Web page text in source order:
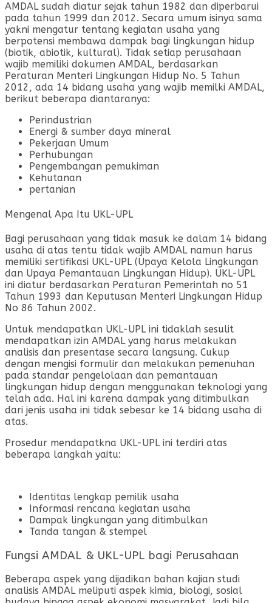
AMDAL sudah diatur sejak tahun 1982 dan diperbarui
pada tahun 1999 dan 2012. Secara umum isinya sama
yakni mengatur tentang kegiatan usaha yang
berpotensi membawa dampak bagi lingkungan hidup
(biotik, abiotik, kultural). Tidak setiap perusahaan
wajib memiliki dokumen AMDAL, berdasarkan
Peraturan Menteri Lingkungan Hidup No. 5 Tahun
2012, ada 14 bidang usaha yang wajib memilki AMDAL,
berikut beberapa diantaranya:
Perindustrian
Energi & sumber daya mineral
Pekerjaan Umum
Perhubungan
Pengembangan pemukiman
Kehutanan
pertanian
Mengenal Apa Itu UKL-UPL
Bagi perusahaan yang tidak masuk ke dalam 14 bidang
usaha di atas tentu tidak wajib AMDAL namun harus
memiliki sertifikasi UKL-UPL (Upaya Kelola Lingkungan
dan Upaya Pemantauan Lingkungan Hidup). UKL-UPL
ini diatur berdasarkan Peraturan Pemerintah no 51
Tahun 1993 dan Keputusan Menteri Lingkungan Hidup
No 86 Tahun 2002.
Untuk mendapatkan UKL-UPL ini tidaklah sesulit
mendapatkan izin AMDAL yang harus melakukan
analisis dan presentase secara langsung. Cukup
dengan mengisi formulir dan melakukan pemenuhan
pada standar pengelolaan dan pemantauan
lingkungan hidup dengan menggunakan teknologi yang
telah ada. Hal ini karena dampak yang ditimbulkan
dari jenis usaha ini tidak sebesar ke 14 bidang usaha di
atas.
Prosedur mendapatkna UKL-UPL ini terdiri atas
beberapa langkah yaitu:
Identitas lengkap pemilik usaha
Informasi rencana kegiatan usaha
Dampak lingkungan yang ditimbulkan
Tanda tangan & stempel
Fungsi AMDAL & UKL-UPL bagi Perusahaan
Beberapa aspek yang dijadikan bahan kajian studi
analisis AMDAL meliputi aspek kimia, biologi, sosial